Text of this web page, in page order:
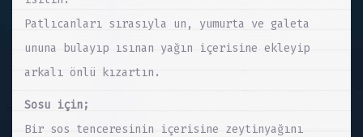
Patlıcanları sırasıyla un, yumurta ve galeta
ununa bulayıp ısınan yağın içerisine ekleyip
arkalı önlü kızartın.
Sosu için;
Bir sos tenceresinin içerisine zeytinyağını